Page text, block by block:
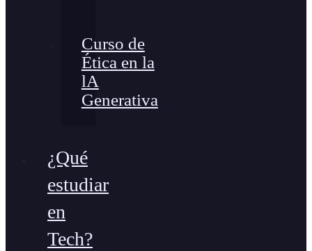
Curso de
Ética en la
lA
Generativa
¿Qué
estudiar
en
Tech?